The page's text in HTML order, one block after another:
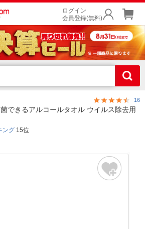
ログイン
会員登録(無料)
16
できるアルコールタオル ウイルス除去用
ング 15位